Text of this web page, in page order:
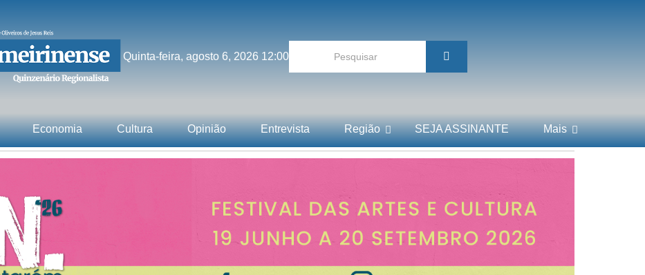
Quinta-feira, agosto 6, 2026 12:00
Economia Cultura Opinião Entrevista Região SEJA ASSINANTE Mais